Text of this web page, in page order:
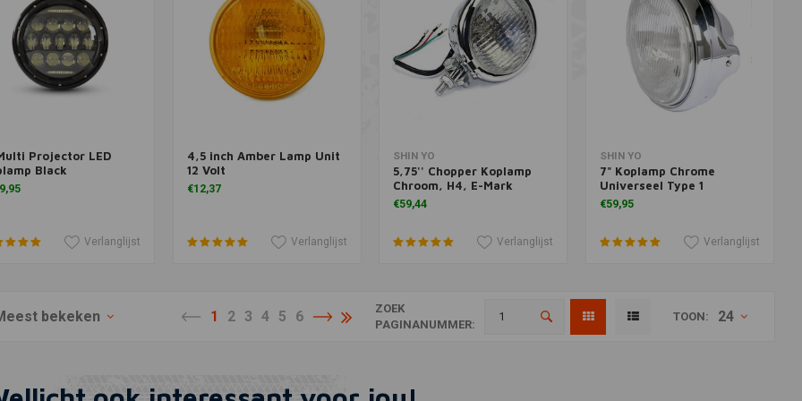
aan winkelwagen
Projector LED
Black
Verlanglijst
Toevoegen aan winkelwagen
4,5 inch Amber Lamp Unit
12 Volt
€12,37
Verlanglijst
Toevoegen aan winkelwagen
SHIN YO
5,75'' Chopper Koplamp
Chroom, H4, E-Mark
€59,44
Verlanglijst
Meer informatie
SHIN YO
7" Koplamp Chrome
Universeel Type 1
€59,95
Verlanglijst
bekeken 1 2 3 4 5 6
ZOEK
PAGINANUMMER:
TOON: 24